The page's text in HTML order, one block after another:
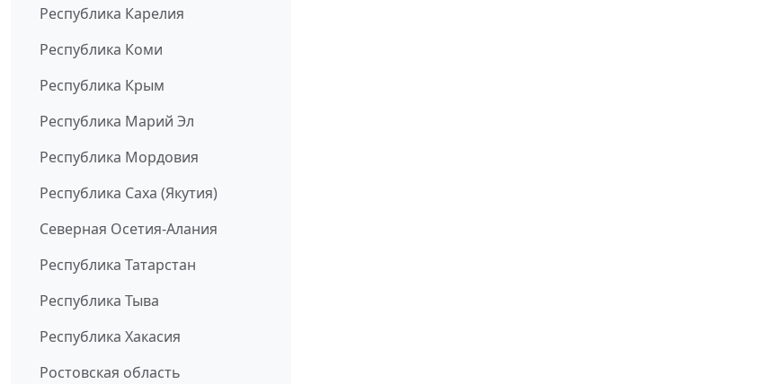
Республика Карелия
Республика Коми
Республика Крым
Республика Марий Эл
Республика Мордовия
Республика Саха (Якутия)
Северная Осетия-Алания
Республика Татарстан
Республика Тыва
Республика Хакасия
Ростовская область